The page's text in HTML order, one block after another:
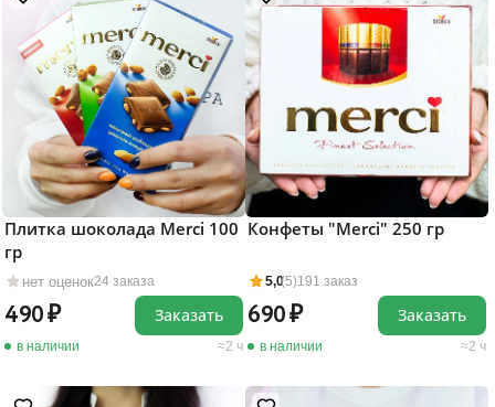
нет оценок24 заказа
Плитка шоколада Merci 100
гр
490
в наличии 2 ч
Заказать
5,0(5)191 заказ
Конфеты "Merci" 250 гр
690
в наличии 2 ч
Заказать